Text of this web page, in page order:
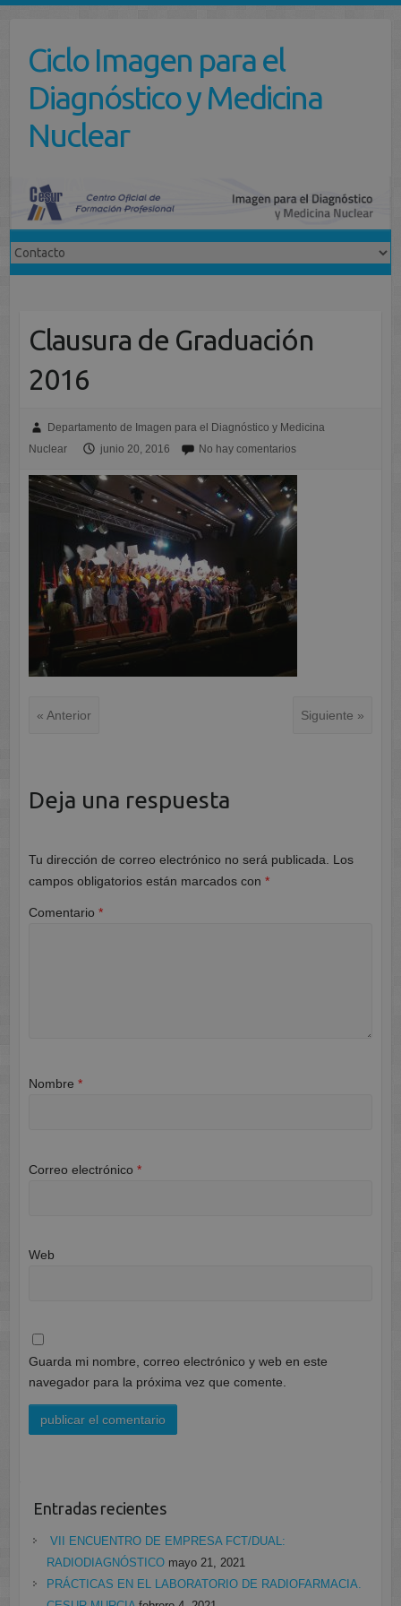
contenidoCiclo Imagen para el
Diagnóstico y Medicina
Nuclear
Clausura de Graduación
2016
Departamento de Imagen para el Diagnóstico y Medicina
Nuclear
junio 20, 2016 No hay comentarios
« Anterior Siguiente »
Deja una respuesta
Tu dirección de correo electrónico no será publicada.
Los
campos obligatorios están marcados con *
Comentario *
Nombre *
Correo electrónico *
Web
Guarda mi nombre, correo electrónico y web en este
navegador para la próxima vez que comente.
Entradas recientes
VII ENCUENTRO DE EMPRESA FCT/DUAL:
RADIODIAGNÓSTICO mayo 21, 2021
PRÁCTICAS EN EL LABORATORIO DE RADIOFARMACIA.